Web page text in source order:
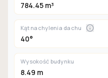
784.45 m³
Kąt nachylenia dachu
40°
Wysokość budynku
8.49 m